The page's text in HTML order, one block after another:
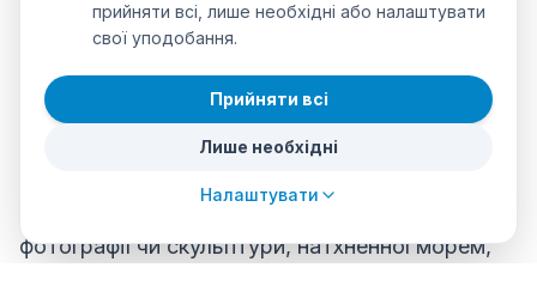
Підводне мистецтво — чудовий спосіб
перенести її у свій дім. Пропозиція картини,
фотографії чи скульптури, натхненної морем,
прийняти всі, лише необхідні або налаштувати
свої уподобання.
Прийняти всі
Лише необхідні
Налаштувати